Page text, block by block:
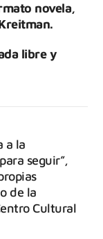
novela,
libre y
a la
seguir”,
de la
Cultural